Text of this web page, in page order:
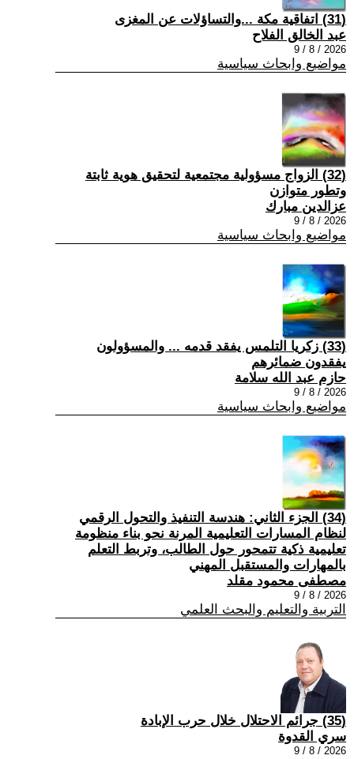
(31) اتفاقية مكة ...والتساؤلات عن المغزى
عبد الخالق الفلاح
2026 / 8 / 9
مواضيع وابحاث سياسية
(32) الزواج مسؤولية مجتمعية لتحقيق هوية ثابتة
وتطور متوازن
عزالدين مبارك
2026 / 8 / 9
مواضيع وابحاث سياسية
(33) زكريا التلمس يفقد قدمه ... والمسؤولون
يفقدون ضمائرهم
حازم عبد الله سلامة
2026 / 8 / 9
مواضيع وابحاث سياسية
(34) الجزء الثاني: هندسة التنفيذ والتحول الرقمي
لنظام المسارات التعليمية المرنة نحو بناء منظومة
تعليمية ذكية تتمحور حول الطالب، وتربط التعلم
بالمهارات والمستقبل المهني
مصطفى محمود مقلد
2026 / 8 / 9
التربية والتعليم والبحث العلمي
(35) جرائم الاحتلال خلال حرب الإبادة
سري القدوة
2026 / 8 / 9